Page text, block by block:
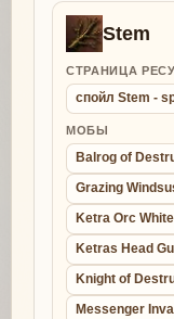
Stem
СТРАНИЦА
спойл Stem -
МОБЫ
Balrog of
Grazing
Ketra Orc
Ketras Head
Knight of
Messenger